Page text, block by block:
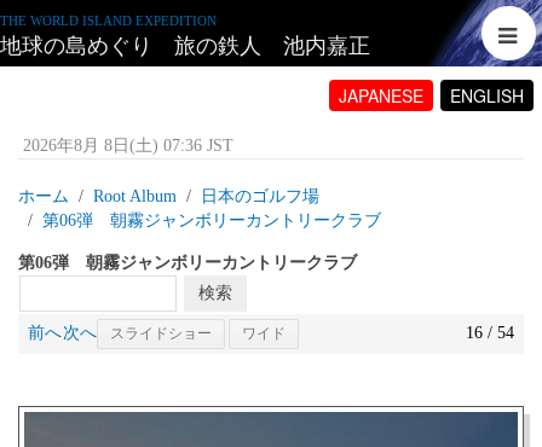
THE WORLD ISLAND EXPEDITION
地球の島めぐり 旅の鉄人 池内嘉正
JAPANESE ENGLISH
2026年8月 8日(土) 07:36 JST
ホーム Root Album
日本のゴルフ場
第06弾 朝霧ジャンボリーカントリークラブ
第06弾 朝霧ジャンボリーカントリークラブ
前へ次へ スライドショー ワイド 16 / 54